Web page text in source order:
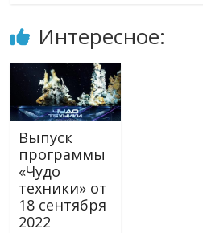
Интересное:
Выпуск
программы
«Чудо
техники» от
18 сентября
2022